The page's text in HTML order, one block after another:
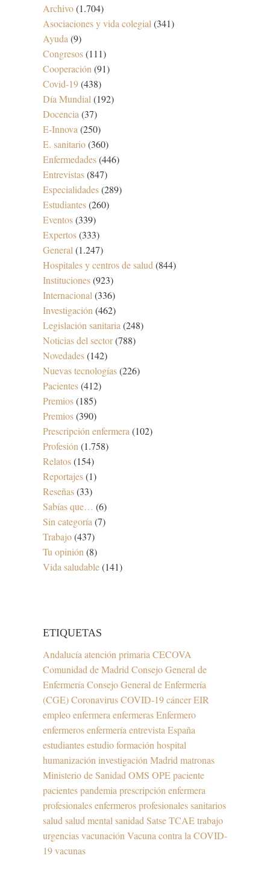
Archivo(1.704)
Asociaciones y vida colegial (341)
Ayuda (9)
Congresos(111)
Cooperación (91)
Covid-19(438)
Día Mundial (192)
Docencia (37)
E-Innova (250)
E. sanitario(360)
Enfermedades(446)
Entrevistas(847)
Especialidades(289)
Estudiantes(260)
Eventos(339)
Expertos(333)
General (1.247)
Hospitales y centros de salud (844)
Instituciones(923)
Internacional (336)
Investigación (462)
Legislación sanitaria (248)
Noticias del sector(788)
Novedades(142)
Nuevas tecnologías(226)
Pacientes(412)
Premios(185)
Premios(390)
Prescripción enfermera (102)
Profesión (1.758)
Relatos(154)
Reportajes(1)
Reseñas(33)
Sabías que… (6)
Sin categoría (7)
Trabajo(437)
Tu opinión (8)
Vida saludable(141)
ETIQUETAS
Andalucía atención primaria CECOVA
Comunidad de Madrid Consejo General de
Enfermería Consejo General de Enfermería
(CGE)CoronavirusCOVID-19cáncerEIR
empleoenfermera enfermerasEnfermero
enfermerosenfermería entrevista España
estudiantesestudioformación hospital
humanización investigación Madrid matronas
Ministerio de Sanidad OMS OPEpaciente
pacientespandemia prescripción enfermera
profesionales enfermerosprofesionales sanitarios
salud salud mental sanidad SatseTCAEtrabajo
urgenciasvacunación Vacuna contra la COVID-
19vacunas